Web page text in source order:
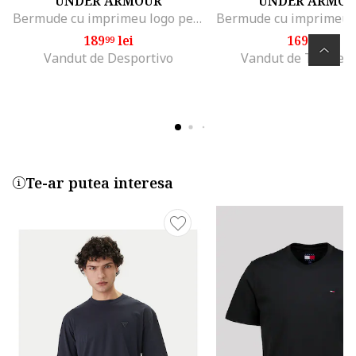
Bermude cu imprimeu logo pentru antrenament Tech™, Negru
18999lei
Vandut de Desportivo
16999
Vandut de
Te-ar putea interesa